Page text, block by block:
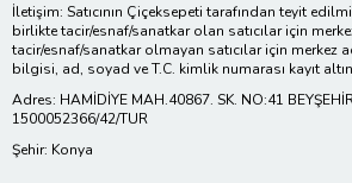
İletişim: Satıcının Çiçeksepeti tarafından teyit
birlikte tacir/esnaf/sanatkar olan satıcılar için
tacir/esnaf/sanatkar olmayan satıcılar için merkez
bilgisi, ad, soyad ve T.C. kimlik numarası kayıt
Adres: HAMİDİYE MAH.40867. SK. NO:41
1500052366/42/TUR
Şehir: Konya